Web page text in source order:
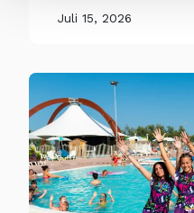
Juli 15, 2026